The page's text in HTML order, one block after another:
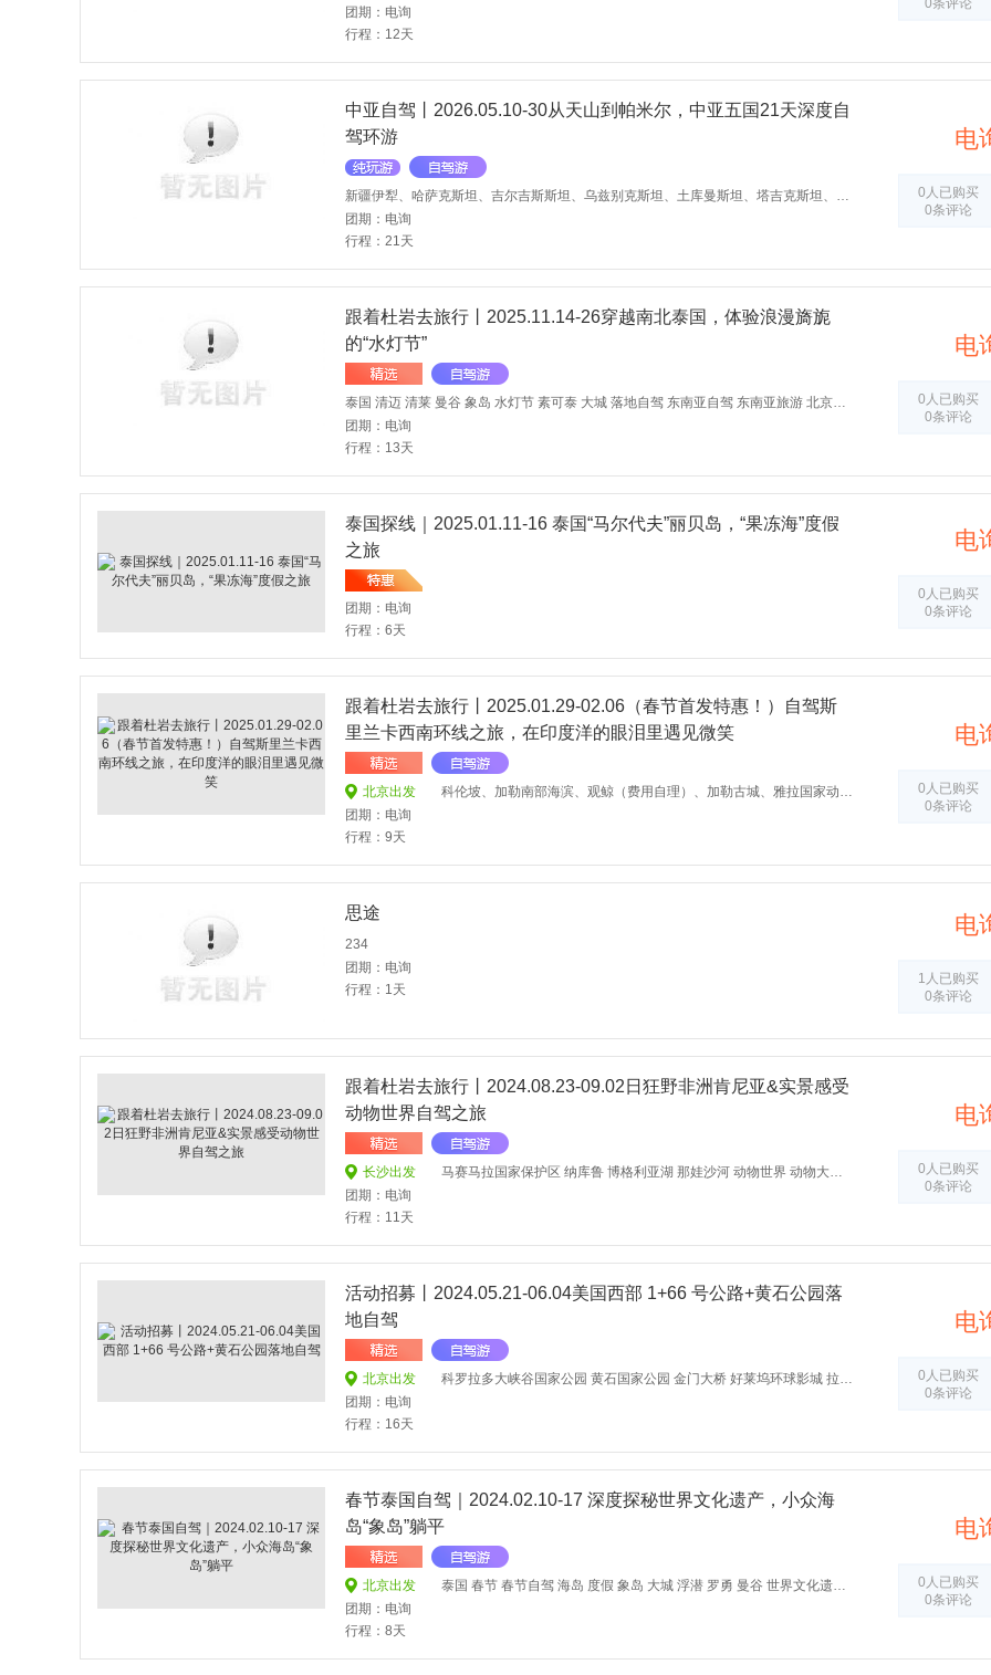
团期：电询
行程：12天
中亚自驾丨2026.05.10-30从天山到帕米尔，中亚五国21天深度自
驾环游
新疆伊犁、哈萨克斯坦、吉尔吉斯斯坦、乌兹别克斯坦、土库曼斯坦、塔吉克斯坦、自驾、中亚五国、北京行天下、自驾游
团期：电询
行程：21天
电
0人已购买
0条评论
跟着杜岩去旅行丨2025.11.14-26穿越南北泰国，体验浪漫旖旎
的“水灯节”
泰国 清迈 清莱 曼谷 象岛 水灯节 素可泰 大城 落地自驾 东南亚自驾 东南亚旅游 北京行天下
团期：电询
行程：13天
电
0人已购买
0条评论
泰国探线｜2025.01.11-16 泰国“马尔代夫”丽贝岛，“果冻海”度假
之旅
团期：电询
行程：6天
电
0人已购买
0条评论
跟着杜岩去旅行丨2025.01.29-02.06（春节首发特惠！）自驾斯
里兰卡西南环线之旅，在印度洋的眼泪里遇见微笑
北京出发
科伦坡、加勒南部海滨、观鲸（费用自理）、加勒古城、雅拉国家动物园、红茶之乡努瓦纳伊利亚、康提、狮子岩、大象孤儿院、落地自驾、自驾游、北京行天下
团期：电询
行程：9天
电
0人已购买
0条评论
思途
234
团期：电询
行程：1天
电
1人已购买
0条评论
跟着杜岩去旅行丨2024.08.23-09.02日狂野非洲肯尼亚&实景感受
动物世界自驾之旅
长沙出发
马赛马拉国家保护区 纳库鲁 博格利亚湖 那娃沙河 动物世界 动物大迁徙 自驾游 落地自驾 租车 越野 穿越 北京行天下
团期：电询
行程：11天
电
0人已购买
0条评论
活动招募丨2024.05.21-06.04美国西部 1+66 号公路+黄石公园落
地自驾
北京出发
科罗拉多大峡谷国家公园 黄石国家公园 金门大桥 好莱坞环球影城 拉斯维加斯 马蹄湾 羚羊谷 落地自驾 自驾游 北京行天下
团期：电询
行程：16天
电
0人已购买
0条评论
春节泰国自驾｜2024.02.10-17 深度探秘世界文化遗产，小众海
岛“象岛”躺平
北京出发
泰国 春节 春节自驾 海岛 度假 象岛 大城 浮潜 罗勇 曼谷 世界文化遗产 自驾游 北京行天下
团期：电询
行程：8天
电
0人已购买
0条评论